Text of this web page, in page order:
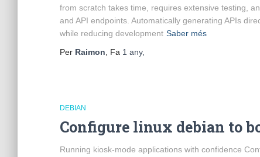
from scratch takes time, requires extensive testing,
and API endpoints. Automatically generating APIs
while reducing development Saber més
Per Raimon , Fa 1 any,
DEBIAN
Configure linux debian to
Running kiosk-mode applications with confidence